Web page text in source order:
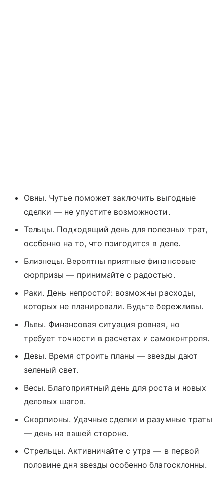
Овны. Чутье поможет заключить выгодные
сделки — не упустите возможности.
Тельцы. Подходящий день для полезных трат,
особенно на то, что пригодится в деле.
Близнецы. Вероятны приятные финансовые
сюрпризы — принимайте с радостью.
Раки. День непростой: возможны расходы,
которых не планировали. Будьте бережливы.
Львы. Финансовая ситуация ровная, но
требует точности в расчетах и самоконтроля.
Девы. Время строить планы — звезды дают
зеленый свет.
Весы. Благоприятный день для роста и новых
деловых шагов.
Скорпионы. Удачные сделки и разумные траты
— день на вашей стороне.
Стрельцы. Активничайте с утра — в первой
половине дня звезды особенно благосклонны.